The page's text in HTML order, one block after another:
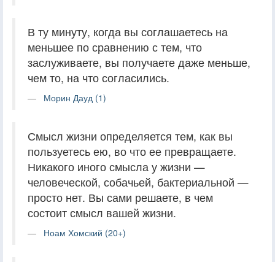
В ту минуту, когда вы соглашаетесь на
меньшее по сравнению с тем, что
заслуживаете, вы получаете даже меньше,
чем то, на что согласились.
Морин Дауд (1)
Смысл жизни определяется тем, как вы
пользуетесь ею, во что ее превращаете.
Никакого иного смысла у жизни —
человеческой, собачьей, бактериальной —
просто нет. Вы сами решаете, в чем
состоит смысл вашей жизни.
Ноам Хомский (20+)